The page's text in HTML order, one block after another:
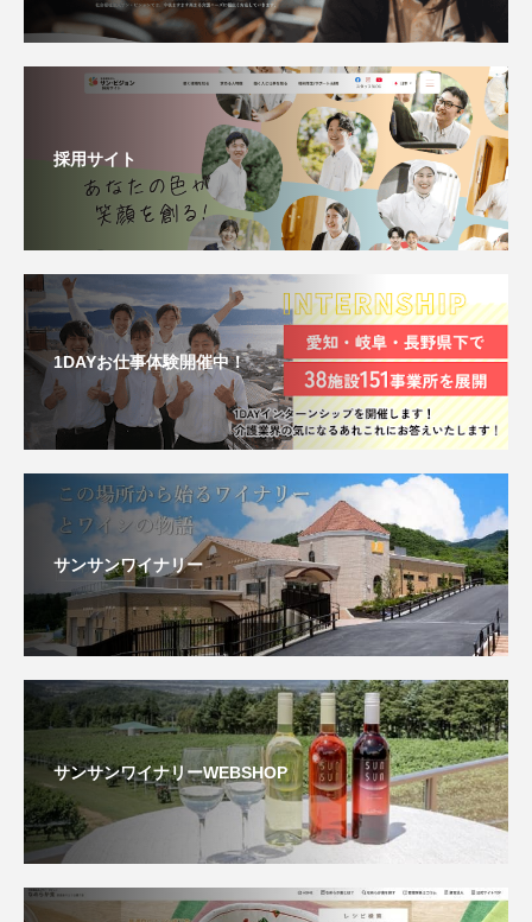
採用サイト
1DAYお仕事体験開催中！
サンサンワイナリー
サンサンワイナリーWEBSHOP